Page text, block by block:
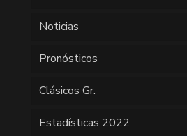
Noticias
Pronósticos
Clásicos Gr.
Estadísticas 2022